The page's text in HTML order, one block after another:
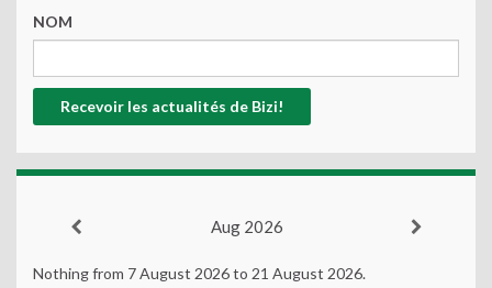
NOM
Aug 2026
Nothing from 7 August 2026 to 21 August 2026.